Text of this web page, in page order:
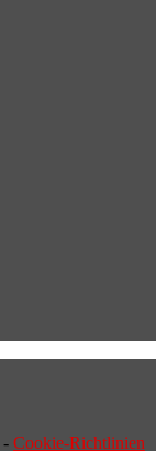
- Cookie-Richtlinien